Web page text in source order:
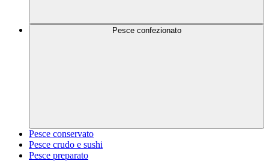
Pesce confezionato
Pesce conservato
Pesce crudo e sushi
Pesce preparato